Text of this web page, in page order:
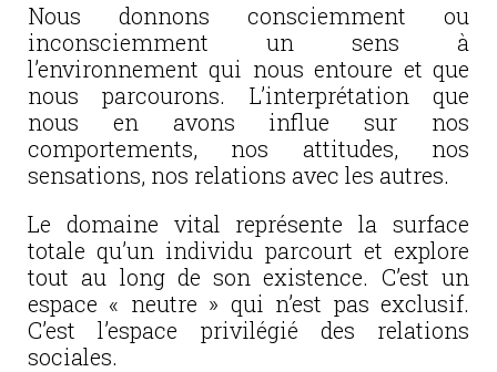
Nous donnons consciemment ou
inconsciemment un sens à
l’environnement qui nous entoure et que
nous parcourons. L’interprétation que
nous en avons influe sur nos
comportements, nos attitudes, nos
sensations, nos relations avec les autres.
Le domaine vital représente la surface
totale qu’un individu parcourt et explore
tout au long de son existence. C’est un
espace « neutre » qui n’est pas exclusif.
C’est l’espace privilégié des relations
sociales.